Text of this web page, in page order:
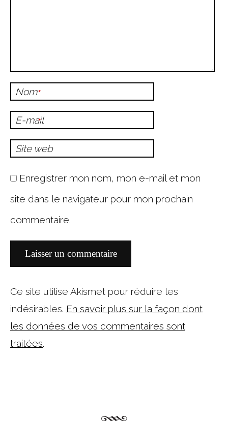
Nom*
E-mail
*
Site web
Enregistrer mon nom, mon e-mail et mon
site dans le navigateur pour mon prochain
commentaire.
Ce site utilise Akismet pour réduire les
indésirables. En savoir plus sur la façon dont
les données de vos commentaires sont
traitées.